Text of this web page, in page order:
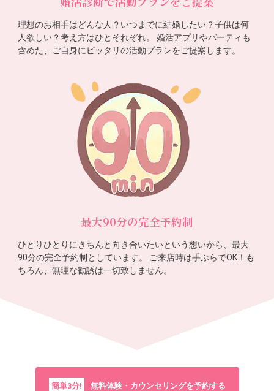
理想のお相手はどんな人？いつまでに結婚したい？子供は何
人欲しい？考え方はひとそれぞれ。 婚活アプリやパーティも
含めた、ご自身にピッタリの活動プランをご提案します。
最大90分の完全予約制
ひとりひとりにきちんと向き合いたいという想いから、最大
90分の完全予約制としています。 ご来店時は手ぶらでOK！も
ちろん、無理な勧誘は一切致しません。
簡単3分! 無料体験・カウンセリングを予約する